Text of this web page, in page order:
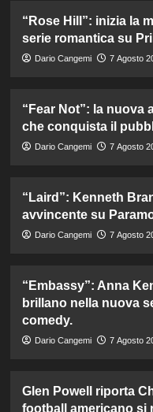
“Rose Hill”: inizia la
serie romantica su
Dario Cangemi 7 Agosto
“Fear Not”: la nuova
che conquista il
Dario Cangemi 7 Agosto
“Laird”: Kenneth
avvincente su
Dario Cangemi 7 Agosto
“Embassy”: Anna
brillano nella nuova
comedy.
Dario Cangemi 7 Agosto
Glen Powell riporta
football americano si